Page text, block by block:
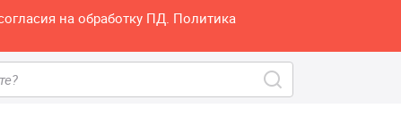
на обработку ПД. Политика